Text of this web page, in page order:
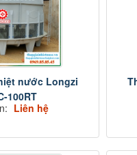
nước Longzi
100RT
Liên hệ